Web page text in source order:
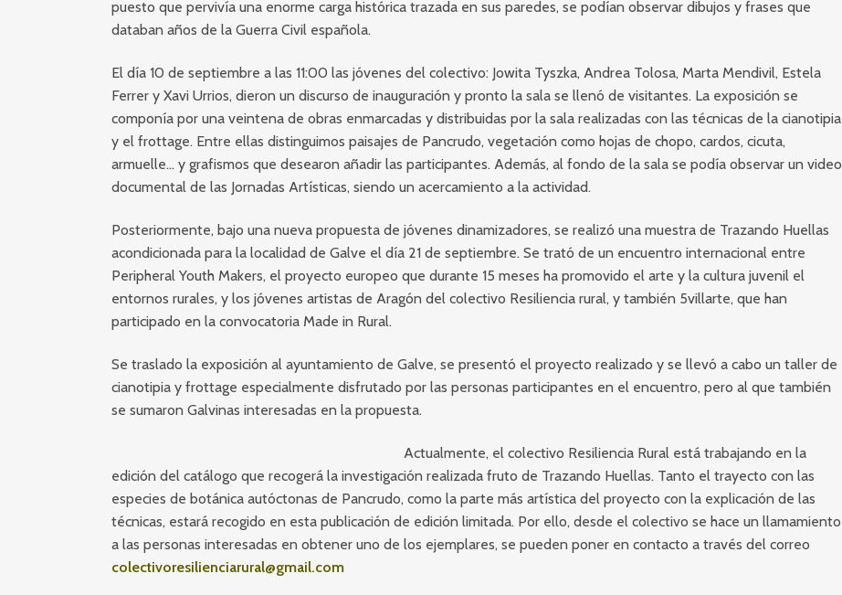
puesto que pervivía una enorme carga histórica trazada en sus paredes, se podían observar dibujos y frases que
databan años de la Guerra Civil española.
El día 10 de septiembre a las 11:00 las jóvenes del colectivo: Jowita Tyszka, Andrea Tolosa, Marta Mendivil, Estela
Ferrer y Xavi Urrios, dieron un discurso de inauguración y pronto la sala se llenó de visitantes. La exposición se
componía por una veintena de obras enmarcadas y distribuidas por la sala realizadas con las técnicas de la cianotipia
y el frottage. Entre ellas distinguimos paisajes de Pancrudo, vegetación como hojas de chopo, cardos, cicuta,
armuelle… y grafismos que desearon añadir las participantes. Además, al fondo de la sala se podía observar un video
documental de las Jornadas Artísticas, siendo un acercamiento a la actividad.
Posteriormente, bajo una nueva propuesta de jóvenes dinamizadores, se realizó una muestra de Trazando Huellas
acondicionada para la localidad de Galve el día 21 de septiembre. Se trató de un encuentro internacional entre
Peripheral Youth Makers, el proyecto europeo que durante 15 meses ha promovido el arte y la cultura juvenil el
entornos rurales, y los jóvenes artistas de Aragón del colectivo Resiliencia rural, y también 5villarte, que han
participado en la convocatoria Made in Rural.
Se traslado la exposición al ayuntamiento de Galve, se presentó el proyecto realizado y se llevó a cabo un taller de
cianotipia y frottage especialmente disfrutado por las personas participantes en el encuentro, pero al que también
se sumaron Galvinas interesadas en la propuesta.
Actualmente, el colectivo Resiliencia Rural está trabajando en la
edición del catálogo que recogerá la investigación realizada fruto de Trazando Huellas. Tanto el trayecto con las
especies de botánica autóctonas de Pancrudo, como la parte más artística del proyecto con la explicación de las
técnicas, estará recogido en esta publicación de edición limitada. Por ello, desde el colectivo se hace un llamamiento
a las personas interesadas en obtener uno de los ejemplares, se pueden poner en contacto a través del correo
colectivoresilienciarural@gmail.com